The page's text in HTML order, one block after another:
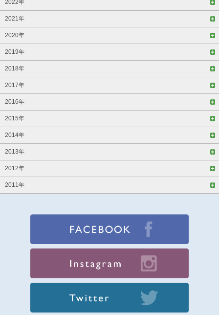
2022年
2021年
2020年
2019年
2018年
2017年
2016年
2015年
2014年
2013年
2012年
2011年